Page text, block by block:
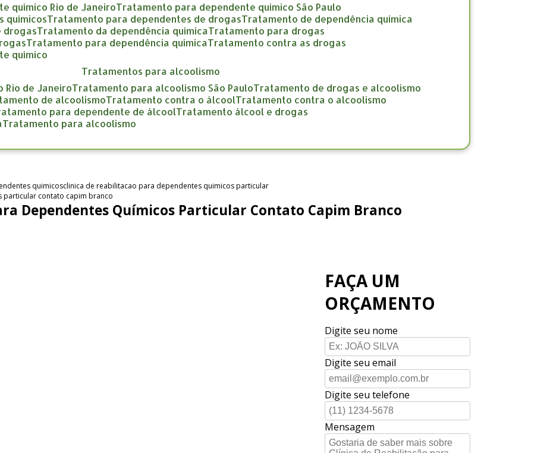
químico Rio de Janeiro
tratamento para dependente químico São Paulo
químicos
tratamento para dependentes de drogas
tratamento de dependência química
drogas
tratamento da dependência química
tratamento para drogas
tratamento para dependência química
tratamento contra as drogas
químico
tratamentos para alcoolismo
Rio de Janeiro
tratamento para alcoolismo São Paulo
tratamento de drogas e alcoolismo
de alcoolismo tratamento contra o álcool tratamento contra o alcoolismo
para dependente de álcool tratamento álcool e drogas
tratamento para alcoolismo
quimicosclinica de reabilitacao para dependentes quimicos particular
particular contato capim branco
Dependentes Químicos Particular Contato Capim Branco
FAÇA UM
ORÇAMENTO
Digite seu nome
Digite seu email
Digite seu telefone
Mensagem